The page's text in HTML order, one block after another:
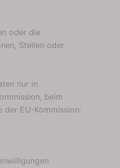
oder die
Stellen oder
nur in
beim
EU-Kommission: